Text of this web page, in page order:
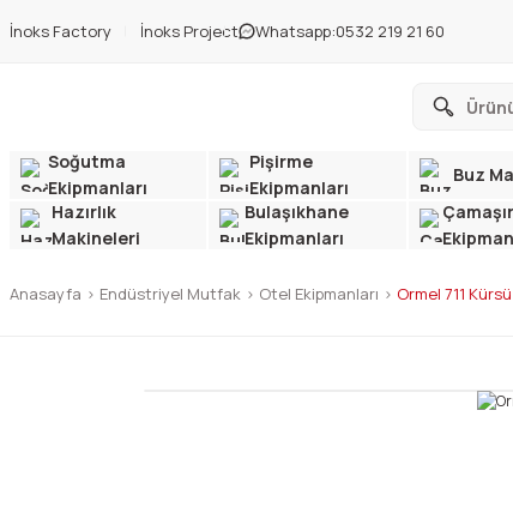
İnoks Factory İnoks Project Whatsapp:0532 219 21 60
Soğutma
Ekipmanları
Pişirme
Ekipmanları
Buz
Hazırlık
Makineleri
Bulaşıkhane
Ekipmanları
Anasayfa Endüstriyel Mutfak Otel Ekipmanları Ormel 711 Kürsü